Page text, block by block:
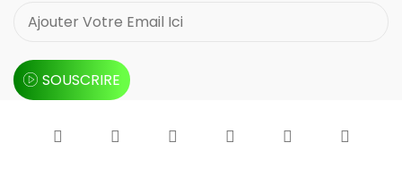
SOUSCRIRE